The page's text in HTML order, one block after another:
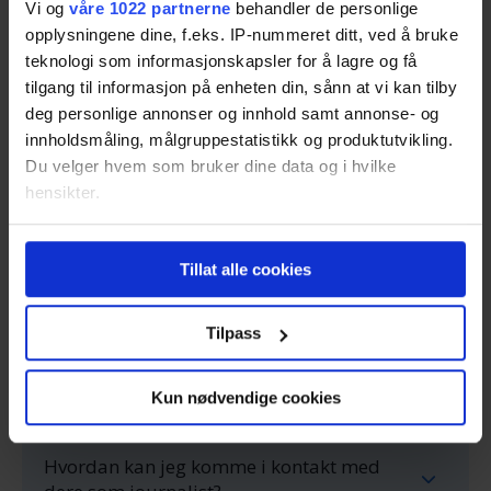
Vi og våre 1022 partnerne behandler de personlige
opplysningene dine, f.eks. IP-nummeret ditt, ved å bruke
teknologi som informasjonskapsler for å lagre og få
tilgang til informasjon på enheten din, sånn at vi kan tilby
deg personlige annonser og innhold samt annonse- og
innholdsmåling, målgruppestatistikk og produktutvikling.
Du velger hvem som bruker dine data og i hvilke
hensikter.
Hvis du gir oss lov, vil vi også gjerne:
Innhente informasjon om den geografiske
beliggenheten din, som kan være nøyaktig innenfor
Identifisere enheten din ved å aktivt skanne den
kan du lese om hvordan dine personlige
data behandles og hvordan du kan velge hvordan de skal
brukes. Du kan hele tiden endre eller trekke tilbake ditt
Tillat alle cookies
Tilpass
Kun nødvendige cookies
Vanlige spørsmål om Hus.no
Hvordan håndterer dere personvern?
Hvor finner jeg kundeservice?
Hvordan kan ferdighusleverandører
samarbeide med dere?
Hvordan kan jeg komme i kontakt med